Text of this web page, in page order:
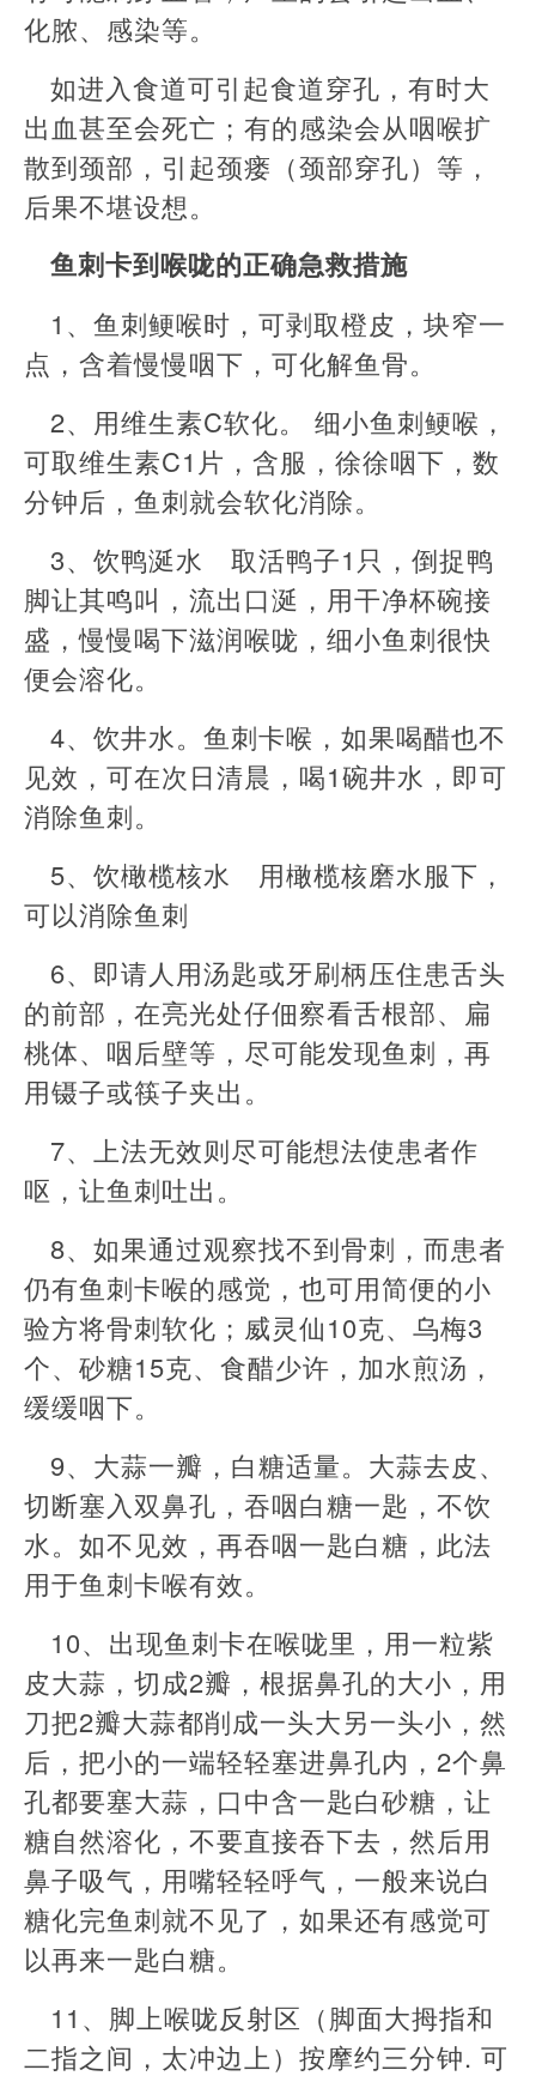
化脓、感染等。
如进入食道可引起食道穿孔，有时大
出血甚至会死亡；有的感染会从咽喉扩
散到颈部，引起颈瘘（颈部穿孔）等，
后果不堪设想。
鱼刺卡到喉咙的正确急救措施
1、鱼刺鲠喉时，可剥取橙皮，块窄一
点，含着慢慢咽下，可化解鱼骨。
2、用维生素C软化。 细小鱼刺鲠喉，
可取维生素C1片，含服，徐徐咽下，数
分钟后，鱼刺就会软化消除。
3、饮鸭涎水 取活鸭子1只，倒捉鸭
脚让其鸣叫，流出口涎，用干净杯碗接
盛，慢慢喝下滋润喉咙，细小鱼刺很快
便会溶化。
4、饮井水。鱼刺卡喉，如果喝醋也不
见效，可在次日清晨，喝1碗井水，即可
消除鱼刺。
5、饮橄榄核水 用橄榄核磨水服下，
可以消除鱼刺
6、即请人用汤匙或牙刷柄压住患舌头
的前部，在亮光处仔佃察看舌根部、扁
桃体、咽后壁等，尽可能发现鱼刺，再
用镊子或筷子夹出。
7、上法无效则尽可能想法使患者作
呕，让鱼刺吐出。
8、如果通过观察找不到骨刺，而患者
仍有鱼刺卡喉的感觉，也可用简便的小
验方将骨刺软化；威灵仙10克、乌梅3
个、砂糖15克、食醋少许，加水煎汤，
缓缓咽下。
9、大蒜一瓣，白糖适量。大蒜去皮、
切断塞入双鼻孔，吞咽白糖一匙，不饮
水。如不见效，再吞咽一匙白糖，此法
用于鱼刺卡喉有效。
10、出现鱼刺卡在喉咙里，用一粒紫
皮大蒜，切成2瓣，根据鼻孔的大小，用
刀把2瓣大蒜都削成一头大另一头小，然
后，把小的一端轻轻塞进鼻孔内，2个鼻
孔都要塞大蒜，口中含一匙白砂糖，让
糖自然溶化，不要直接吞下去，然后用
鼻子吸气，用嘴轻轻呼气，一般来说白
糖化完鱼刺就不见了，如果还有感觉可
以再来一匙白糖。
11、脚上喉咙反射区（脚面大拇指和
二指之间，太冲边上）按摩约三分钟. 可